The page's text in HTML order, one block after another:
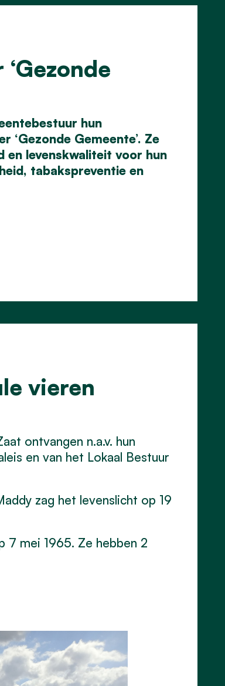
hun
Gemeente’. Ze
en levenskwaliteit voor hun
tabakspreventie en
vieren
ontvangen n.a.v. hun
en van het Lokaal Bestuur
zag het levenslicht op 19
7 mei 1965. Ze hebben 2